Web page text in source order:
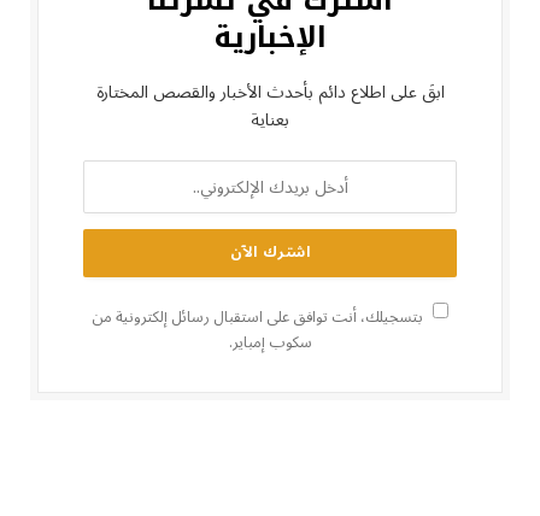
الإخبارية
ابقَ على اطلاع دائم بأحدث الأخبار والقصص المختارة
بعناية
بتسجيلك، أنت توافق على استقبال رسائل إلكترونية من
سكوب إمباير.